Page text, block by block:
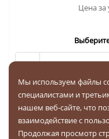
Цена за
-
Мы используем файлы
специалистами и
нашем веб-сайте, что
взаимодействие с
Продолжая просмотр